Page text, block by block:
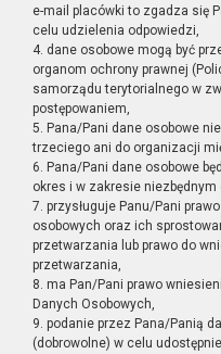
e-mail placówki to zgadza się
celu udzielenia odpowiedzi,
4. dane osobowe mogą być
organom ochrony prawnej
samorządu terytorialnego w
postępowaniem,
5. Pana/Pani dane osobowe
trzeciego ani do organizacji
6. Pana/Pani dane osobowe
okres i w zakresie
7. przysługuje Panu/Pani
osobowych oraz ich
przetwarzania lub prawo do
przetwarzania,
8. ma Pan/Pani prawo
Danych Osobowych,
9. podanie przez Pana/Panią
(dobrowolne) w celu